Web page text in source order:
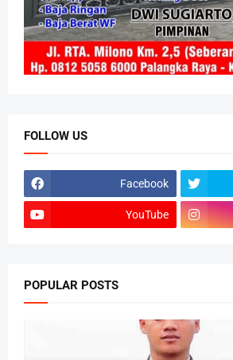
FOLLOW US
Facebook
YouTube
POPULAR POSTS